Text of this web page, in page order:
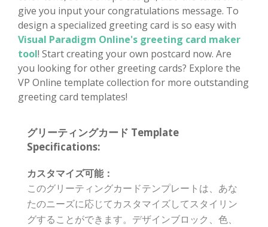
give you input your congratulations message. To
design a specialized greeting card is so easy with
Visual Paradigm Online's greeting card maker
tool! Start creating your own postcard now. Are
you looking for other greeting cards? Explore the
VP Online template collection for more outstanding
greeting card templates!
グリーティングカード Template
Specifications:
カスタマイズ可能：
このグリーティングカードテンプレートは、あな
たのニーズに応じてカスタマイズしてスタイリン
グすることができます。デザインブロック、色、